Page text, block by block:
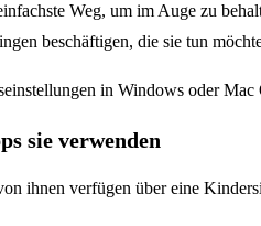
Weg, um im Auge zu
beschäftigen, die sie tun
in Windows oder
sie verwenden
ihnen verfügen über eine